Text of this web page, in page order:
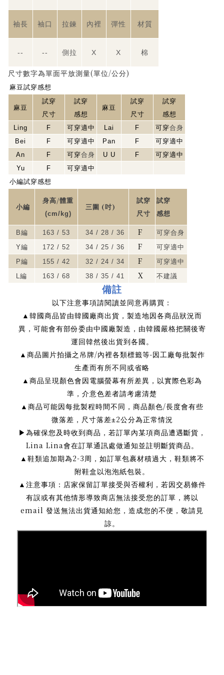
袖長 袖口 拉鍊 內裡 彈性 材質
-- -- 側拉 X X 棉
尺寸數字為單面平放測量(單位/公分)
麻豆試穿感想
麻豆
試穿
尺寸
試穿
感想
麻豆
試穿
尺寸
試穿
感想
Ling
F 可穿適中 Lai F 可穿合身
Bei
F 可穿適中 Pan F
可穿適中
An
F 可穿合身 U U F
可穿適中
Yu
F
可穿適中
小編試穿感想
小編
身高/體重
(cm/kg)
三圍 (吋)
試穿
尺寸
試穿
感想
B編 163 / 53 34 / 28 / 36 F
可穿合身
Y編 172 / 52 34 / 25 / 36 F
可穿適中
P編 155 / 42 32 / 24 / 34 F
可穿適中
L編 163 / 68 38 / 35 / 41 X 不建議
備註
以下注意事項請閱讀並同意再購買：
▲ 韓國商品皆由韓國廠商出貨，製造地因各商品狀況而
異，可能會有部份委由中國廠製造，由韓國嚴格把關後寄
運回韓然後出貨到各國。
▲ 商品圖片拍攝之吊牌/內裡各類標籤等‧因工廠每批製作
生產而有所不同或省略
▲ 商品呈現顏色會因電腦螢幕有所差異，以實際色彩為
準，介意色差者請考慮清楚
▲ 商品可能因每批製程時間不同，商品顏色/長度會有些
微落差，尺寸落差±2公分為正常情況
▶ 為確保您及時收到商品，若訂單內某項商品遭遇斷貨，
Lina Lina會在訂單通訊處做通知並註明斷貨商品。
▲ 鞋類追加期為2-3 周，如訂單包裹材積過大，鞋類將不
附鞋盒以泡泡紙包裝。
▲ 注意事項：店家保留訂單接受與否權利，若因交易條件
有誤或有其他情形導致商店無法接受您的訂單，將以
email 發送無法出貨通知給您，造成您的不便，敬請見
諒。